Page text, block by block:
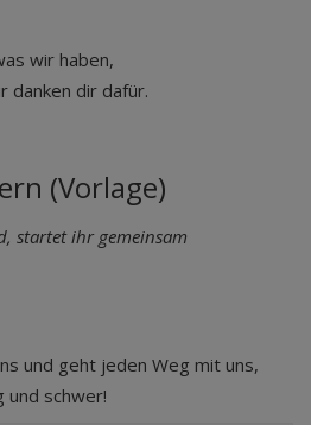
wir haben,
danken dir dafür.
(Vorlage)
startet ihr gemeinsam
und geht jeden Weg mit uns,
und schwer!